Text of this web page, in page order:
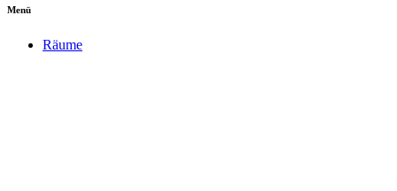
Menü
Räume